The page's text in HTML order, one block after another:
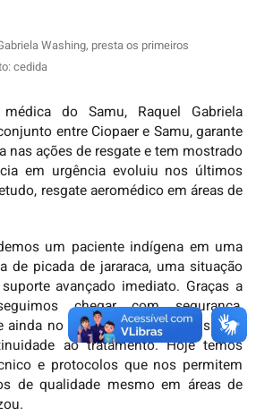
Washing, presta os primeiros
cedida
do Samu, Raquel Gabriela
entre Ciopaer e Samu, garante
nas ações de resgate e tem mostrado
em urgência evoluiu nos últimos
resgate aeromédico em áreas de
um paciente indígena em uma
de picada de jararaca, uma situação
avançado imediato. Graças a
chegar com segurança,
ainda no local e realizar o transporte
ao tratamento. Hoje temos
e protocolos que nos permitem
de qualidade mesmo em áreas de